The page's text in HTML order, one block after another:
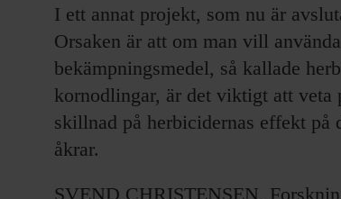
I ett annat projekt, som nu är
Orsaken är att om man vill
bekämpningsmedel, så kallade
kornodlingar, är det viktigt att
skillnad på herbicidernas effekt på
åkrar.
SVEND CHRISTENSEN,